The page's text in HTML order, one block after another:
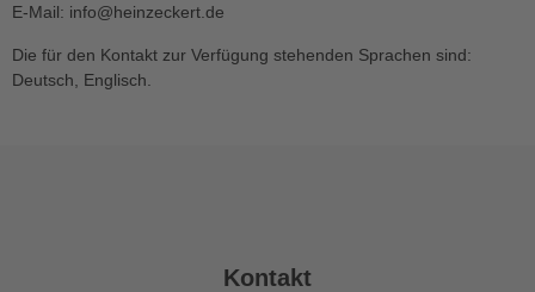
E-Mail: info@heinzeckert.de
Die für den Kontakt zur Verfügung stehenden Sprachen sind:
Deutsch, Englisch.
Kontakt